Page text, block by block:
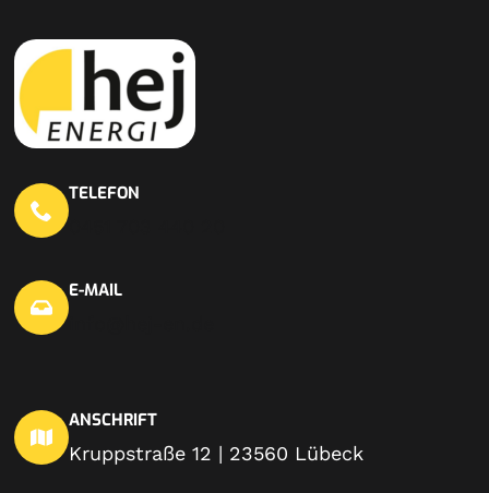
TELEFON
E-MAIL
ANSCHRIFT
Kruppstraße 12 | 23560 Lübeck